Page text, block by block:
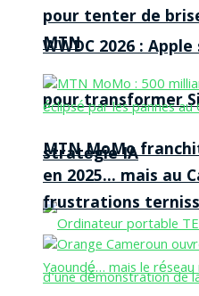
WWDC 2026 :
pour transformer
stratégie IA
pour tenter de
MTN
MTN MoMo
en 2025… mais au
frustrations